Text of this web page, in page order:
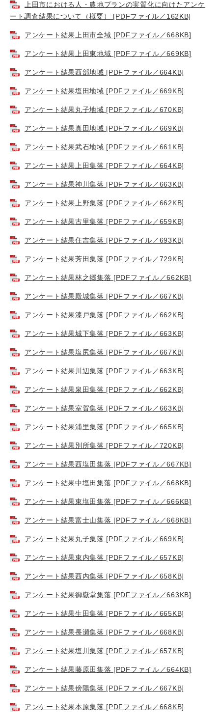
上田市における人・農地プランの実質化に向けたアンケ
ート調査結果について（概要） [PDFファイル／162KB]
アンケート結果上田市全域 [PDFファイル／668KB]
アンケート結果上田東地域 [PDFファイル／669KB]
アンケート結果西部地域 [PDFファイル／664KB]
アンケート結果塩田地域 [PDFファイル／669KB]
アンケート結果丸子地域 [PDFファイル／670KB]
アンケート結果真田地域 [PDFファイル／669KB]
アンケート結果武石地域 [PDFファイル／661KB]
アンケート結果上田集落 [PDFファイル／664KB]
アンケート結果神川集落 [PDFファイル／663KB]
アンケート結果上野集落 [PDFファイル／662KB]
アンケート結果古里集落 [PDFファイル／659KB]
アンケート結果住吉集落 [PDFファイル／693KB]
アンケート結果芳田集落 [PDFファイル／729KB]
アンケート結果林之郷集落 [PDFファイル／662KB]
アンケート結果殿城集落 [PDFファイル／667KB]
アンケート結果漆戸集落 [PDFファイル／662KB]
アンケート結果城下集落 [PDFファイル／663KB]
アンケート結果塩尻集落 [PDFファイル／667KB]
アンケート結果川辺集落 [PDFファイル／663KB]
アンケート結果泉田集落 [PDFファイル／662KB]
アンケート結果室賀集落 [PDFファイル／663KB]
アンケート結果浦里集落 [PDFファイル／665KB]
アンケート結果別所集落 [PDFファイル／720KB]
アンケート結果西塩田集落 [PDFファイル／667KB]
アンケート結果中塩田集落 [PDFファイル／668KB]
アンケート結果東塩田集落 [PDFファイル／666KB]
アンケート結果富士山集落 [PDFファイル／668KB]
アンケート結果丸子集落 [PDFファイル／669KB]
アンケート結果東内集落 [PDFファイル／657KB]
アンケート結果西内集落 [PDFファイル／658KB]
アンケート結果御嶽堂集落 [PDFファイル／663KB]
アンケート結果生田集落 [PDFファイル／665KB]
アンケート結果長瀬集落 [PDFファイル／668KB]
アンケート結果塩川集落 [PDFファイル／657KB]
アンケート結果藤原田集落 [PDFファイル／664KB]
アンケート結果傍陽集落 [PDFファイル／667KB]
アンケート結果本原集落 [PDFファイル／668KB]